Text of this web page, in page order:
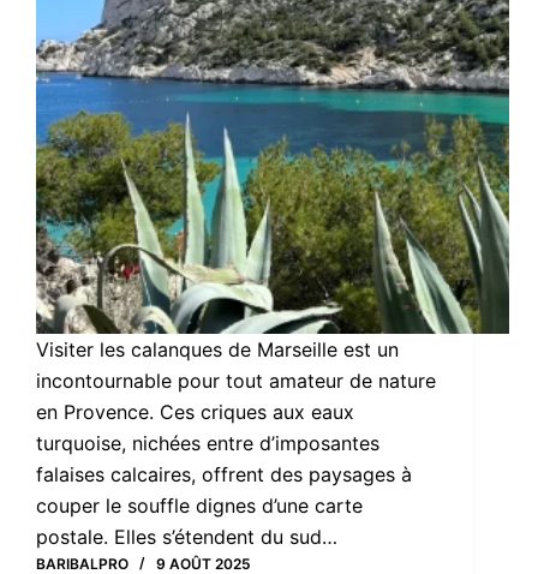
Visiter les calanques de Marseille est un
incontournable pour tout amateur de nature
en Provence. Ces criques aux eaux
turquoise, nichées entre d’imposantes
falaises calcaires, offrent des paysages à
couper le souffle dignes d’une carte
postale. Elles s’étendent du sud…
BARIBALPRO 9 AOÛT 2025